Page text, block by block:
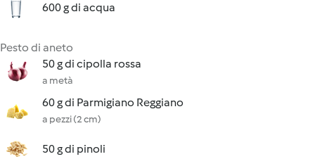
600 g di acqua
Pesto di aneto
50 g di cipolla rossa
a metà
60 g di Parmigiano Reggiano
a pezzi (2 cm)
50 g di pinoli